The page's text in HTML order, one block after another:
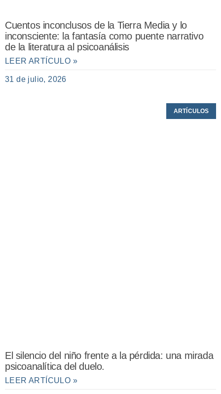
Cuentos inconclusos de la Tierra Media y lo
inconsciente: la fantasía como puente narrativo
de la literatura al psicoanálisis
LEER ARTÍCULO »
31 de julio, 2026
ARTÍCULOS
El silencio del niño frente a la pérdida: una mirada
psicoanalítica del duelo.
LEER ARTÍCULO »